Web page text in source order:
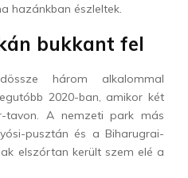
hazánkban észleltek.
bukkant fel
három alkalommal
2020-ban, amikor két
A nemzeti park más
pusztán és a Biharugrai-
elszórtan került szem elé a